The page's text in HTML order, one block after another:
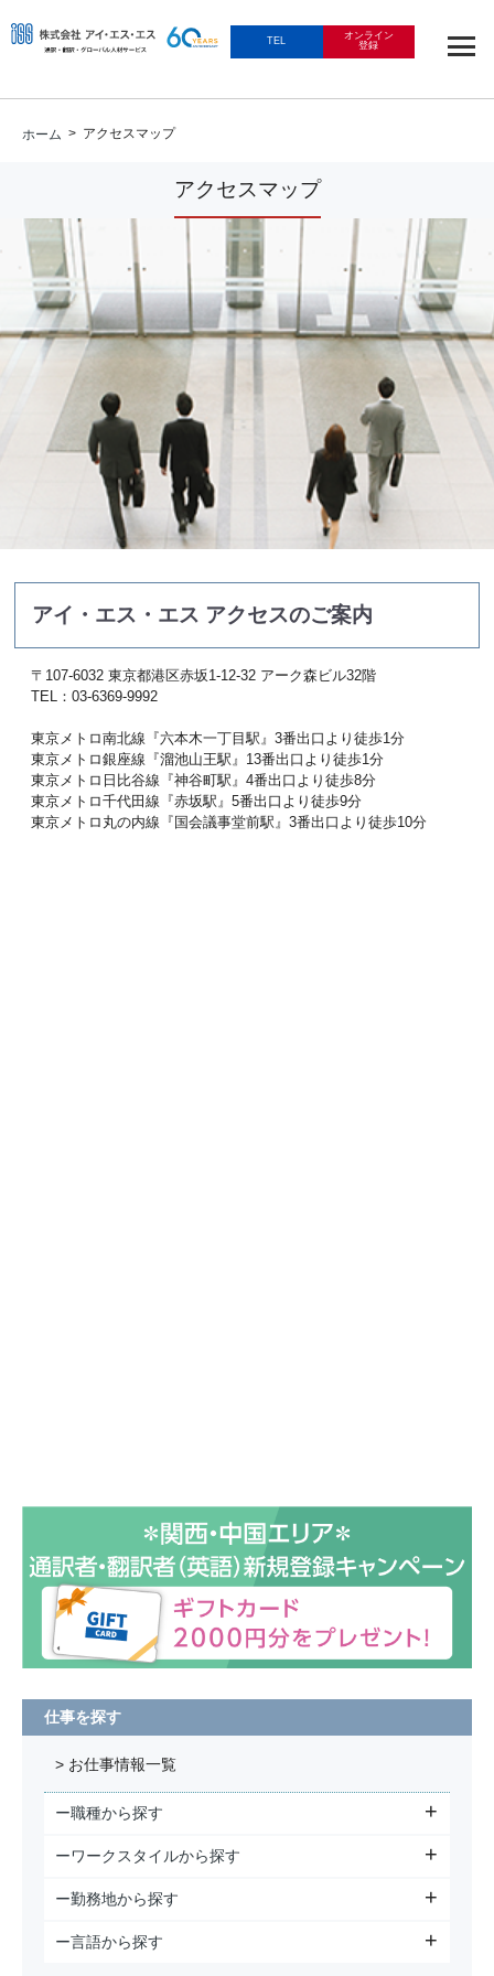
TEL
オンライン
登録
ホーム > アクセスマップ
アクセスマップ
アイ・エス・エス アクセスのご案内
〒107-6032 東京都港区赤坂1-12-32 アーク森ビル32階
TEL：03-6369-9992
東京メトロ南北線『六本木一丁目駅』3番出口より徒歩1分
東京メトロ銀座線『溜池山王駅』13番出口より徒歩1分
東京メトロ日比谷線『神谷町駅』4番出口より徒歩8分
東京メトロ千代田線『赤坂駅』5番出口より徒歩9分
東京メトロ丸の内線『国会議事堂前駅』3番出口より徒歩10分
仕事を探す
> お仕事情報一覧
ー職種から探す
ーワークスタイルから探す
ー勤務地から探す
ー言語から探す